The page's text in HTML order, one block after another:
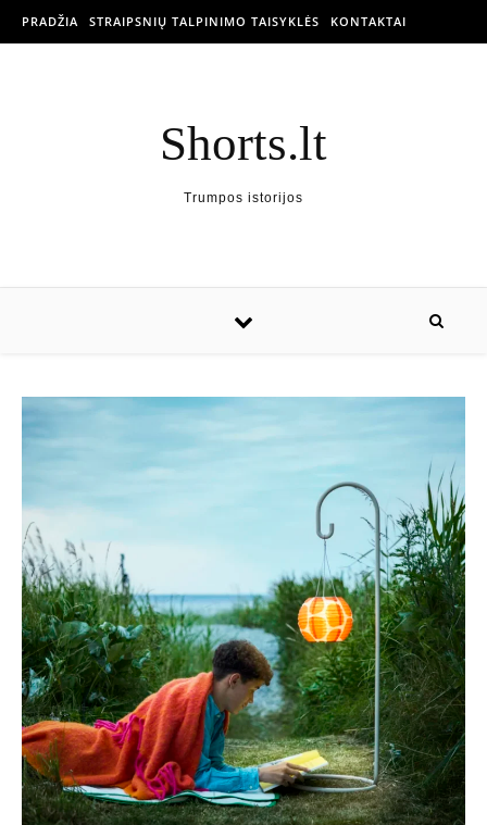
PRADŽIA STRAIPSNIŲ TALPINIMO TAISYKLĖS KONTAKTAI
Shorts.lt
Trumpos istorijos